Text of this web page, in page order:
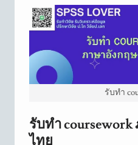
รับทำ
รับทำ
ไทย